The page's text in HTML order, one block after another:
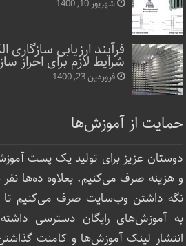
شهریور 10, 1400
فرآیند ارزیابی
شرایط لازم برای احراز
فروردین 23, 1400
حمایت از آموزش‌ها
دوستان عزیز برای تولید یک پست
و هزینه صرف می‌کنیم. بعلاوه ده‌ها نفر
نگه داشتن وب‌سایت صرف ‌می‌کنیم تا
به آموزش‌های رایگان دسترسی
انتشار لینک‌ آموزش‌ها و کامنت